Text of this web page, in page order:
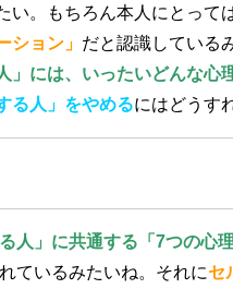
い。もちろん本人にとって
ション」 だと認識している
」には、いったいどんな心
る人」をやめるにはどうす
人」に共通する「7つの心
ているみたいね。それにセ